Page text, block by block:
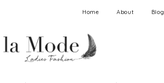
Home About Blog